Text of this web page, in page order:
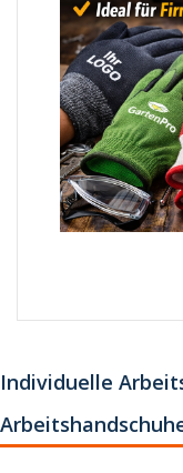
Individuelle